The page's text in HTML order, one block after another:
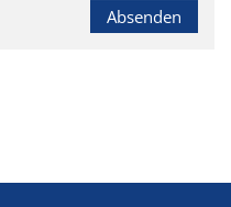
Absenden